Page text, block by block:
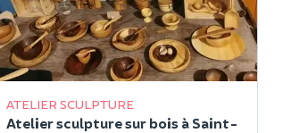
ATELIER SCULPTURE
Atelier sculpture sur bois à Saint-